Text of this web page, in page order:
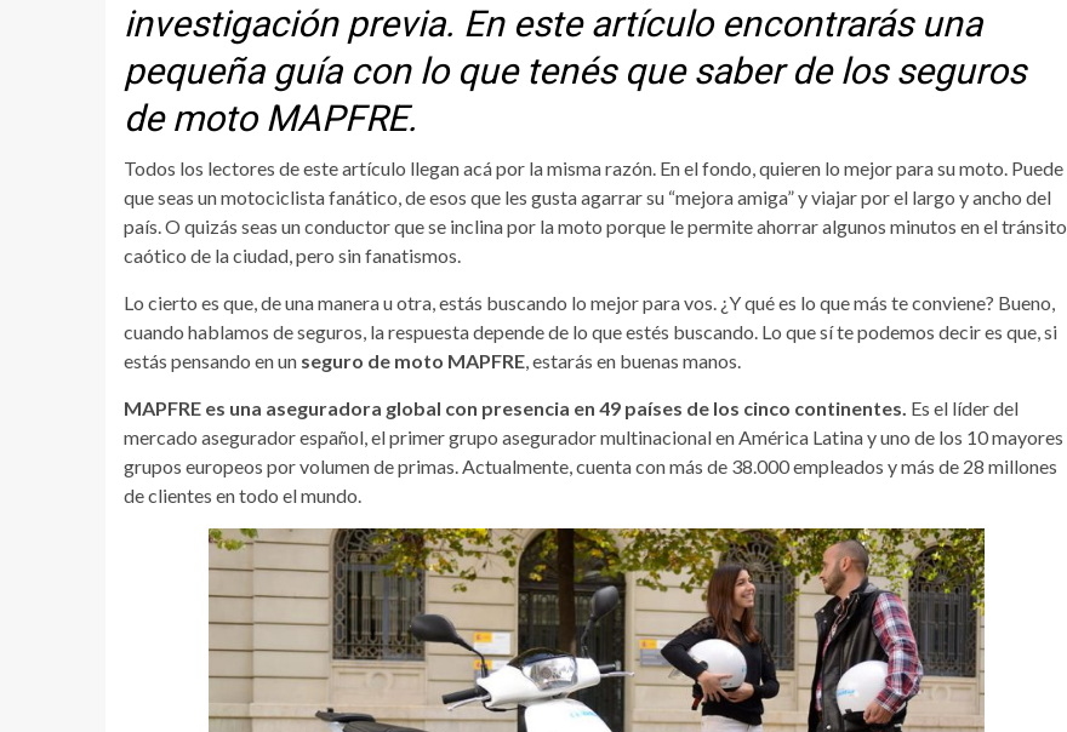
investigación previa. En este artículo encontrarás una
pequeña guía con lo que tenés que saber de los seguros
de moto MAPFRE.
Todos los lectores de este artículo llegan acá por la misma razón. En el fondo, quieren lo mejor para su moto. Puede
que seas un motociclista fanático, de esos que les gusta agarrar su “mejora amiga” y viajar por el largo y ancho del
país. O quizás seas un conductor que se inclina por la moto porque le permite ahorrar algunos minutos en el tránsito
caótico de la ciudad, pero sin fanatismos.
Lo cierto es que, de una manera u otra, estás buscando lo mejor para vos. ¿Y qué es lo que más te conviene? Bueno,
cuando hablamos de seguros, la respuesta depende de lo que estés buscando. Lo que sí te podemos decir es que, si
estás pensando en un seguro de moto MAPFRE, estarás en buenas manos.
MAPFRE es una aseguradora global con presencia en 49 países de los cinco continentes. Es el líder del
mercado asegurador español, el primer grupo asegurador multinacional en América Latina y uno de los 10 mayores
grupos europeos por volumen de primas. Actualmente, cuenta con más de 38.000 empleados y más de 28 millones
de clientes en todo el mundo.